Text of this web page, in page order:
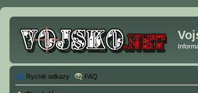
Rychlé odkazy FAQ